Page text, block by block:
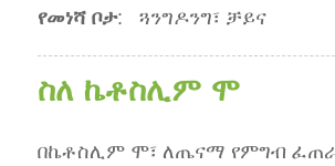
የመነሻ ቦታ: ጓንግዶንግ፣ ቻይና
ስለ ኬቶስሊም ሞ
በኬቶስሊም ሞ፣ ለጤናማ የምግብ ፈጠራ